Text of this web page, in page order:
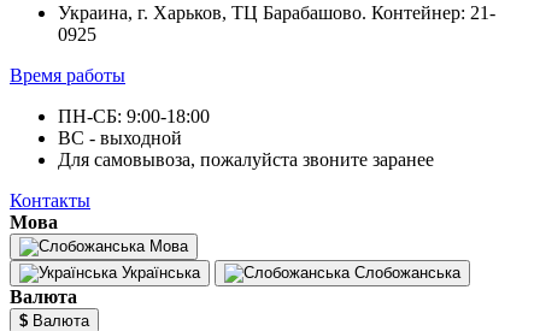
Украина, г. Харьков, ТЦ Барабашово. Контейнер: 21-
0925
Время работы
ПН-СБ: 9:00-18:00
ВС - выходной
Для самовывоза, пожалуйста звоните заранее
Контакты
Мова
Мова
Українська
Слобожанська
Валюта
$ Валюта